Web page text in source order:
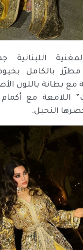
اللبنانية
بالكامل
مع بطانة باللون
اللامعة مع
النحيل.